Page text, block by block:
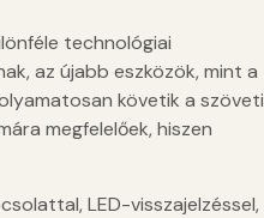
technológiai
az újabb eszközök, mint a
követik a szöveti
megfelelőek, hiszen
LED-visszajelzéssel,